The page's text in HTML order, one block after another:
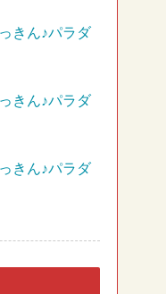
きん♪パラダ
きん♪パラダ
きん♪パラダ